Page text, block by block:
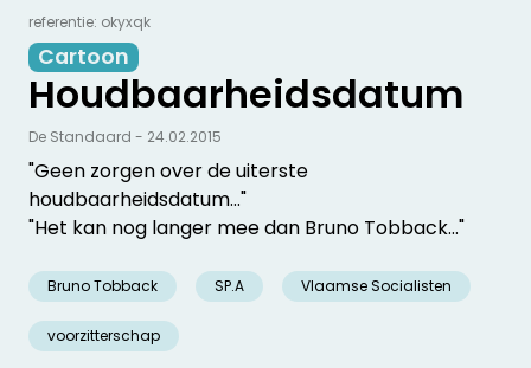
referentie: okyxqk
Cartoon
Houdbaarheidsdatum
"Geen zorgen over de uiterste
houdbaarheidsdatum..."
"Het kan nog langer mee dan Bruno Tobback..."
Bruno Tobback SP.A Vlaamse Socialisten
voorzitterschap
De Standaard - 24.02.2015